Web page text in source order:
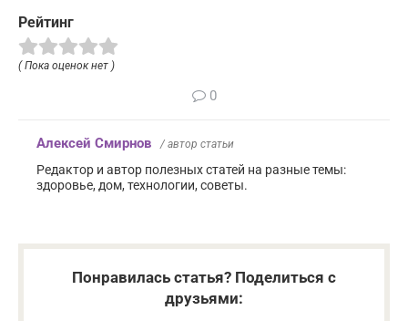
Рейтинг
( Пока оценок нет )
0
Алексей Смирнов / автор статьи
Редактор и автор полезных статей на разные темы:
здоровье, дом, технологии, советы.
Понравилась статья? Поделиться с
друзьями: